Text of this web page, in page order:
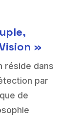
»
réside dans
par
de